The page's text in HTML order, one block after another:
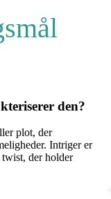
den?
plot, der
Intriger er
der holder